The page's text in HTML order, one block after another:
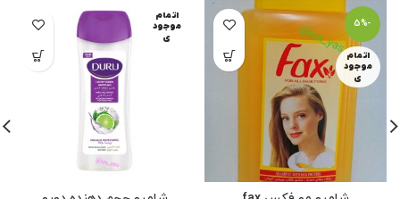
-5%
اتمام
موجود
ی
اتمام
موجود
ی